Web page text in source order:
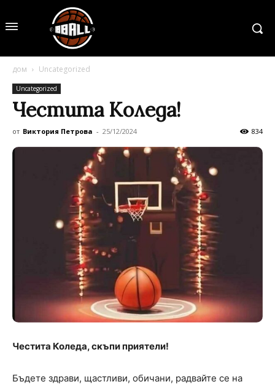
дом Uncategorized
Uncategorized
Честита Коледа!
от Виктория Петрова - 25/12/2024 834
Честитa Коледа, скъпи приятели!
Бъдете здрави, щастливи, обичани, радвайте се на